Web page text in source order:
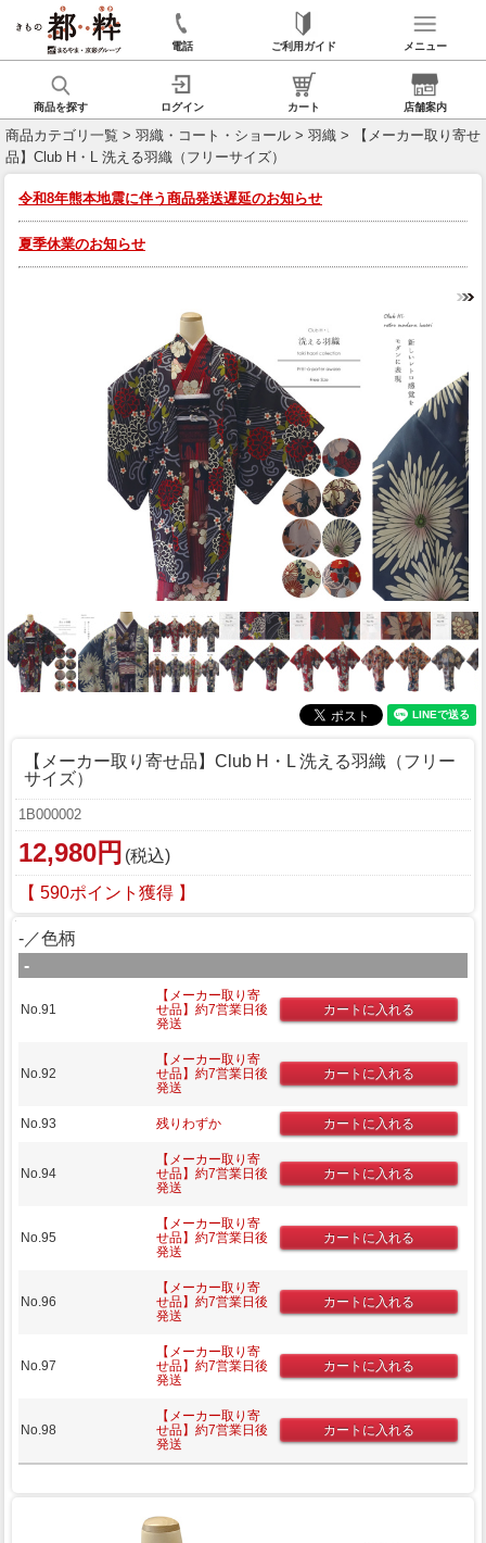
電話 ご利用ガイド メニュー
商品を探す ログイン カート 店舗案内
商品カテゴリ一覧 > 羽織・コート・ショール > 羽織 > 【メーカー取り寄せ
品】Club H・L 洗える羽織（フリーサイズ）
令和8年熊本地震に伴う商品発送遅延のお知らせ
夏季休業のお知らせ
【メーカー取り寄せ品】Club H・L 洗える羽織（フリー
サイズ）
1B000002
12,980円 (税込)
【 590ポイント獲得 】
-／色柄
-
No.91
【メーカー取り寄
せ品】約7営業日後
発送
No.92
【メーカー取り寄
せ品】約7営業日後
発送
No.93 残りわずか
No.94
【メーカー取り寄
せ品】約7営業日後
発送
No.95
【メーカー取り寄
せ品】約7営業日後
発送
No.96
【メーカー取り寄
せ品】約7営業日後
発送
No.97
【メーカー取り寄
せ品】約7営業日後
発送
No.98
【メーカー取り寄
せ品】約7営業日後
発送